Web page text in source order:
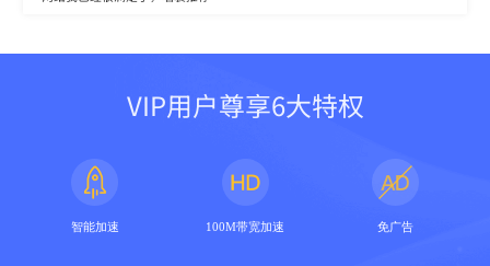
VIP用户尊享6大特权
智能加速 100M带宽加速 免广告